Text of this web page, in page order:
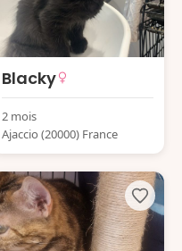
Blacky
2 mois
Ajaccio (20000) France